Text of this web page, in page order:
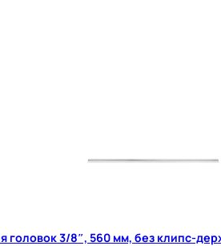
головок 3/8″, 560 мм, без клипс-